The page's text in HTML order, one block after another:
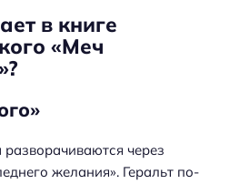
в книге
«Меч
через
желания». Геральт по-